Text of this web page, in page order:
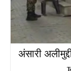
अंसारी